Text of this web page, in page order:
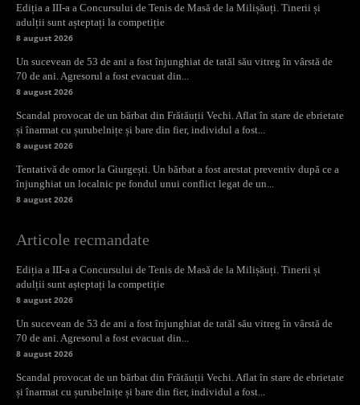
Ediția a III-a a Concursului de Tenis de Masă de la Milișăuți. Tinerii și
adulții sunt așteptați la competiție
8 august 2026
Un sucevean de 53 de ani a fost înjunghiat de tatăl său vitreg în vârstă de
70 de ani. Agresorul a fost evacuat din...
8 august 2026
Scandal provocat de un bărbat din Frătăuții Vechi. Aflat în stare de ebrietate
și înarmat cu șurubelnițe și bare din fier, individul a fost...
8 august 2026
Tentativă de omor la Giurgești. Un bărbat a fost arestat preventiv după ce a
înjunghiat un localnic pe fondul unui conflict legat de un...
8 august 2026
Articole recmandate
Ediția a III-a a Concursului de Tenis de Masă de la Milișăuți. Tinerii și
adulții sunt așteptați la competiție
8 august 2026
Un sucevean de 53 de ani a fost înjunghiat de tatăl său vitreg în vârstă de
70 de ani. Agresorul a fost evacuat din...
8 august 2026
Scandal provocat de un bărbat din Frătăuții Vechi. Aflat în stare de ebrietate
și înarmat cu șurubelnițe și bare din fier, individul a fost...